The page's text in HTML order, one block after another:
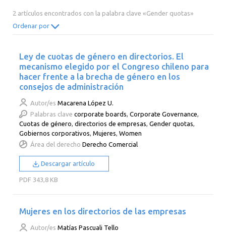
2002 2001
2 artículos encontrados con la palabra clave «Gender quotas»
Ordenar por
Ley de cuotas de género en directorios. El
mecanismo elegido por el Congreso chileno para
hacer frente a la brecha de género en los
consejos de administración
Autor/es Macarena López U.
Palabras clave corporate boards,Corporate Governance,
Cuotas de género,directorios de empresas,Gender quotas,
Gobiernos corporativos,Mujeres,Women
Área del derecho Derecho Comercial
Descargar artículo
PDF 343,8 KB
Mujeres en los directorios de las empresas
Autor/es Matías Pascuali Tello